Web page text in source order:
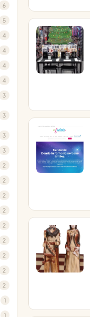
6
5
4
4
4
4
3
3
3
3
2
2
2
2
2
2
2
2
2
1
1